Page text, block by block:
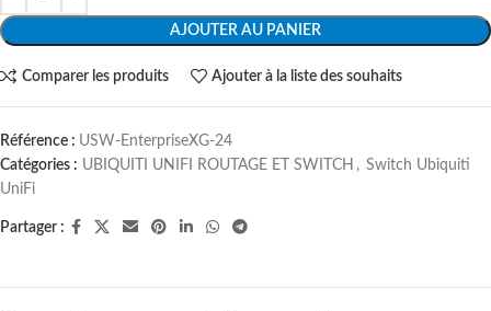
AJOUTER AU PANIER
Comparer les produits Ajouter à la liste des souhaits
Référence : USW-EnterpriseXG-24
Catégories : UBIQUITI UNIFI ROUTAGE ET SWITCH , Switch Ubiquiti
UniFi
Partager :